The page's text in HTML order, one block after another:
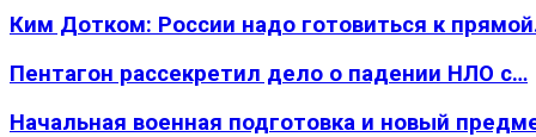
Ким Дотком: России надо готовиться к
Пентагон рассекретил дело о падении НЛО с…
Начальная военная подготовка и новый